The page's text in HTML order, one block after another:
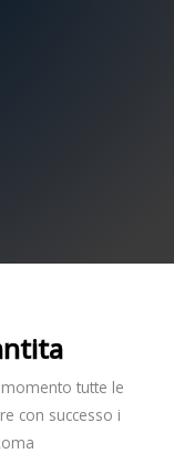
tutte le
con successo i